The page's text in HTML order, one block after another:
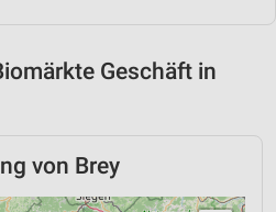
Geschäft in
von Brey